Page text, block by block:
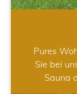
Pures
Sie bei
Sauna